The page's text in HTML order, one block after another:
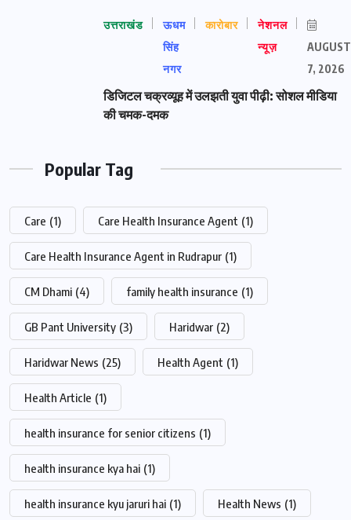
उत्तराखंड
ऊधम
सिंह
नगर
कारोबार
नेशनल
न्यूज़
AUGUST
7, 2026
डिजिटल चक्रव्यूह में उलझती युवा पीढ़ी: सोशल मीडिया
की चमक-दमक
Popular Tag
Care (1) Care Health Insurance Agent (1)
Care Health Insurance Agent in Rudrapur (1)
CM Dhami (4) family health insurance (1)
GB Pant University (3) Haridwar (2)
Haridwar News (25) Health Agent (1)
Health Article (1)
health insurance for senior citizens (1)
health insurance kya hai (1)
health insurance kyu jaruri hai (1) Health News (1)